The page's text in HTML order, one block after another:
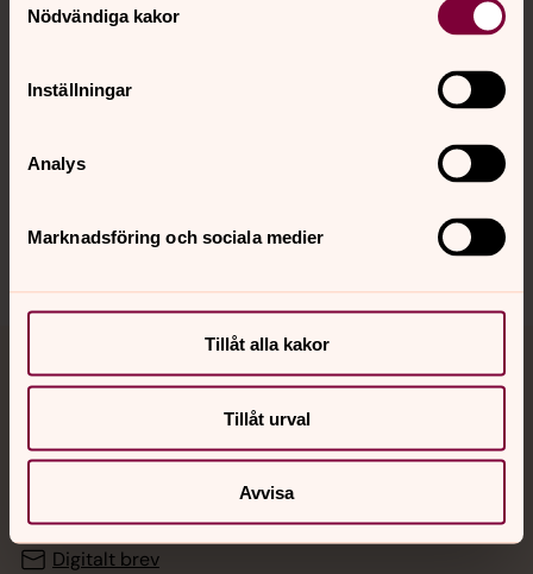
Nödvändiga kakor
Inställningar
Analys
Marknadsföring och sociala medier
Tillåt alla kakor
Tillåt urval
Avvisa
Kalender
Hitta snabbt
Jourhavande präst
Akut samtals- och krisstöd. Prata eller chatta anonymt
med en präst på kvällar och nätter.
Chatt
Digitalt brev